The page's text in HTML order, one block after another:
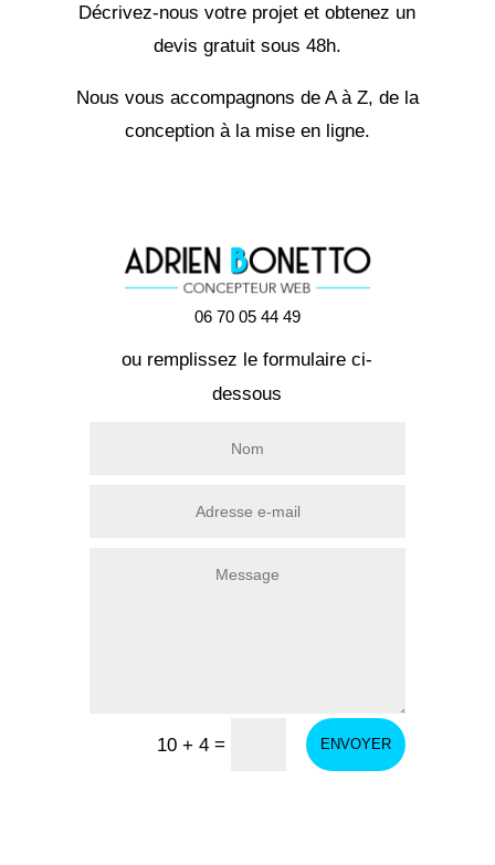
Décrivez-nous votre projet et obtenez un
devis gratuit sous 48h.
Nous vous accompagnons de A à Z, de la
conception à la mise en ligne.
06 70 05 44 49
ou remplissez le formulaire ci-
dessous
10 + 4 = ENVOYER